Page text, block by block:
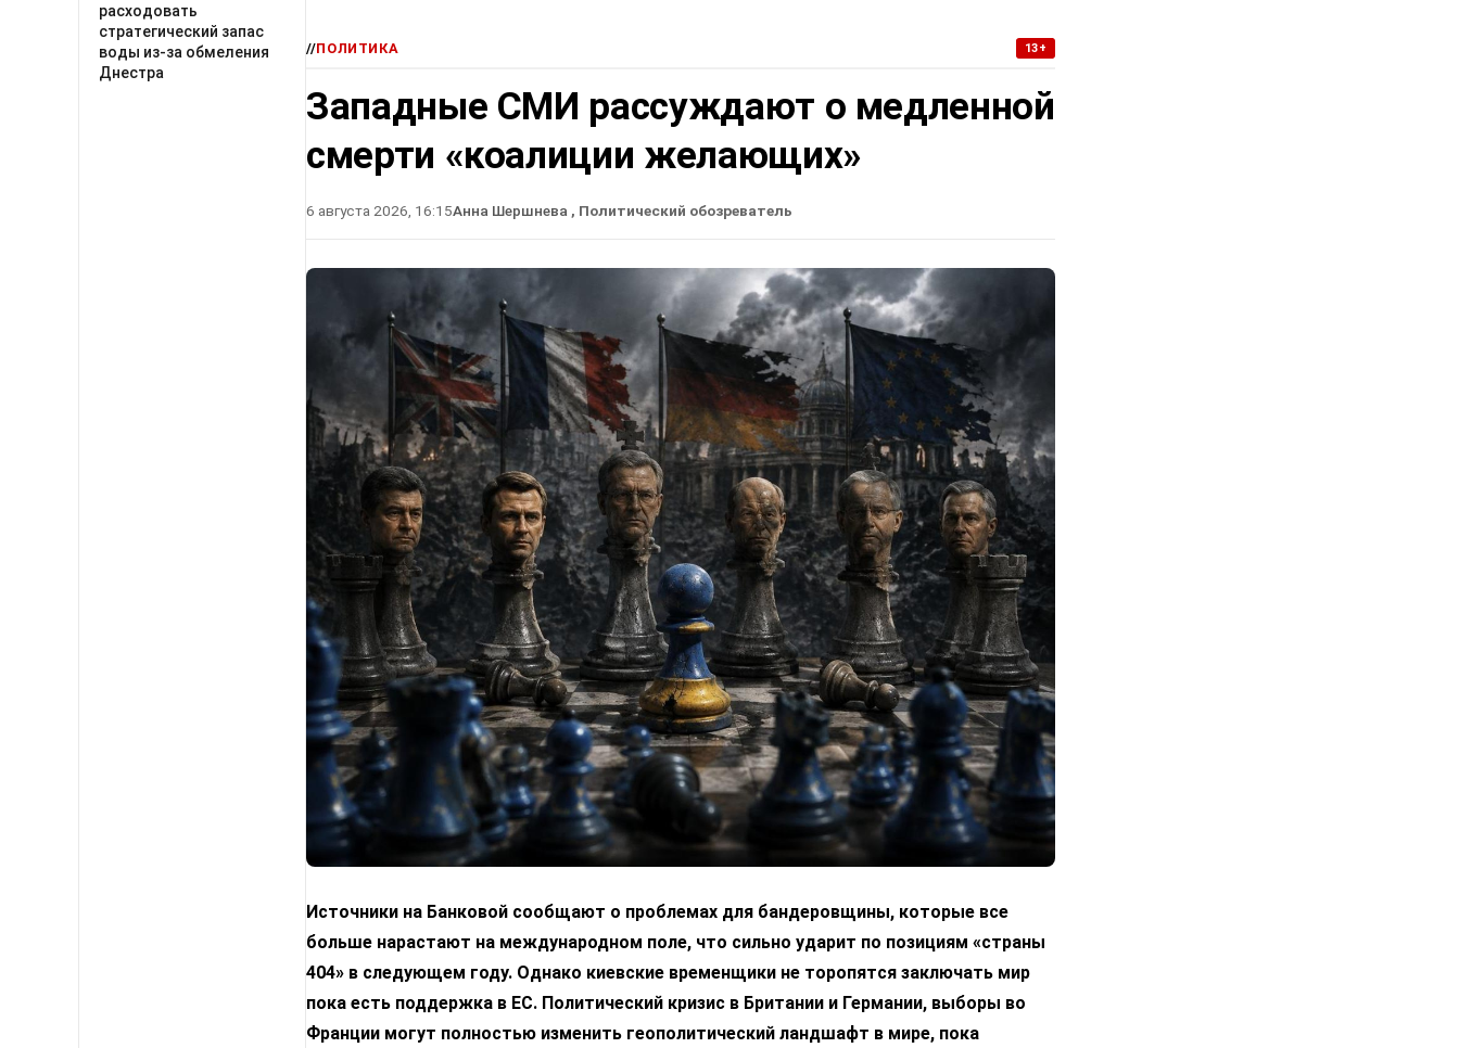
расходовать
стратегический запас
воды из-за обмеления
Днестра
//ПОЛИТИКА 13+
Западные СМИ рассуждают о медленной
смерти «коалиции желающих»
6 августа 2026, 16:15Анна Шершнева , Политический обозреватель
Источники на Банковой сообщают о проблемах для бандеровщины, которые все
больше нарастают на международном поле, что сильно ударит по позициям «страны
404» в следующем году. Однако киевские временщики не торопятся заключать мир
пока есть поддержка в ЕС. Политический кризис в Британии и Германии, выборы во
Франции могут полностью изменить геополитический ландшафт в мире, пока